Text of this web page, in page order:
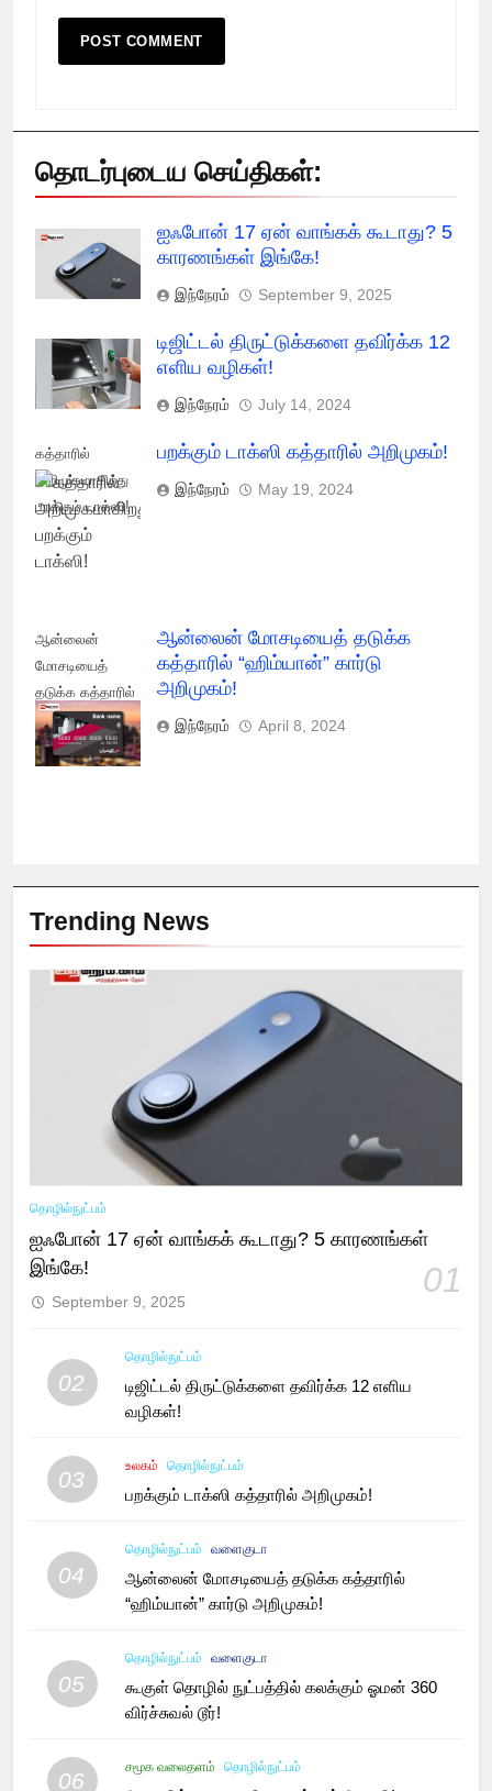
தொடர்புடைய செய்திகள்:
ஐஃபோன் 17 ஏன் வாங்கக் கூடாது? 5
காரணங்கள் இங்கே!
இந்நேரம் September 9, 2025
டிஜிட்டல் திருட்டுக்களை தவிர்க்க 12
எளிய வழிகள்!
இந்நேரம் July 14, 2024
கத்தாரில்
அறிமுகமாகிறது
பறக்கும் டாக்ஸி!
பறக்கும் டாக்ஸி கத்தாரில் அறிமுகம்!
இந்நேரம் May 19, 2024
ஆன்லைன்
மோசடியைத்
தடுக்க கத்தாரில்
"ஹிம்யான்" கார்டு
அறிமுகம்!
ஆன்லைன் மோசடியைத் தடுக்க
கத்தாரில் “ஹிம்யான்” கார்டு
அறிமுகம்!
இந்நேரம் April 8, 2024
Trending News
தொழில்நுட்பம்
ஐஃபோன் 17 ஏன் வாங்கக் கூடாது? 5 காரணங்கள்
இங்கே!
01
September 9, 2025
02
தொழில்நுட்பம்
டிஜிட்டல் திருட்டுக்களை தவிர்க்க 12 எளிய
வழிகள்!
03
உலகம் தொழில்நுட்பம்
பறக்கும் டாக்ஸி கத்தாரில் அறிமுகம்!
04
தொழில்நுட்பம் வளைகுடா
ஆன்லைன் மோசடியைத் தடுக்க கத்தாரில்
“ஹிம்யான்” கார்டு அறிமுகம்!
05
தொழில்நுட்பம் வளைகுடா
கூகுள் தொழில் நுட்பத்தில் கலக்கும் ஓமன் 360
விர்ச்சுவல் டூர்!
06
சமூக வலைதளம் தொழில்நுட்பம்